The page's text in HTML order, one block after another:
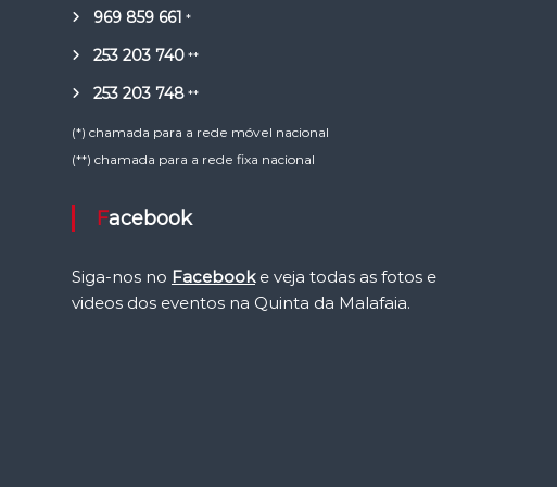
969 859 661 *
253 203 740**
253 203 748**
(*) chamada para a rede móvel nacional
(**) chamada para a rede fixa nacional
Facebook
Siga-nos no Facebooke veja todas as fotos e
videos dos eventos na Quinta da Malafaia.